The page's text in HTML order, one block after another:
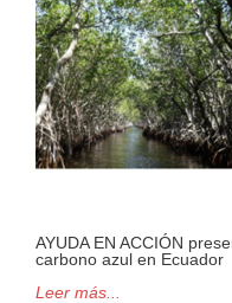
AYUDA EN ACCIÓN
carbono azul en Ecuador
Leer más...